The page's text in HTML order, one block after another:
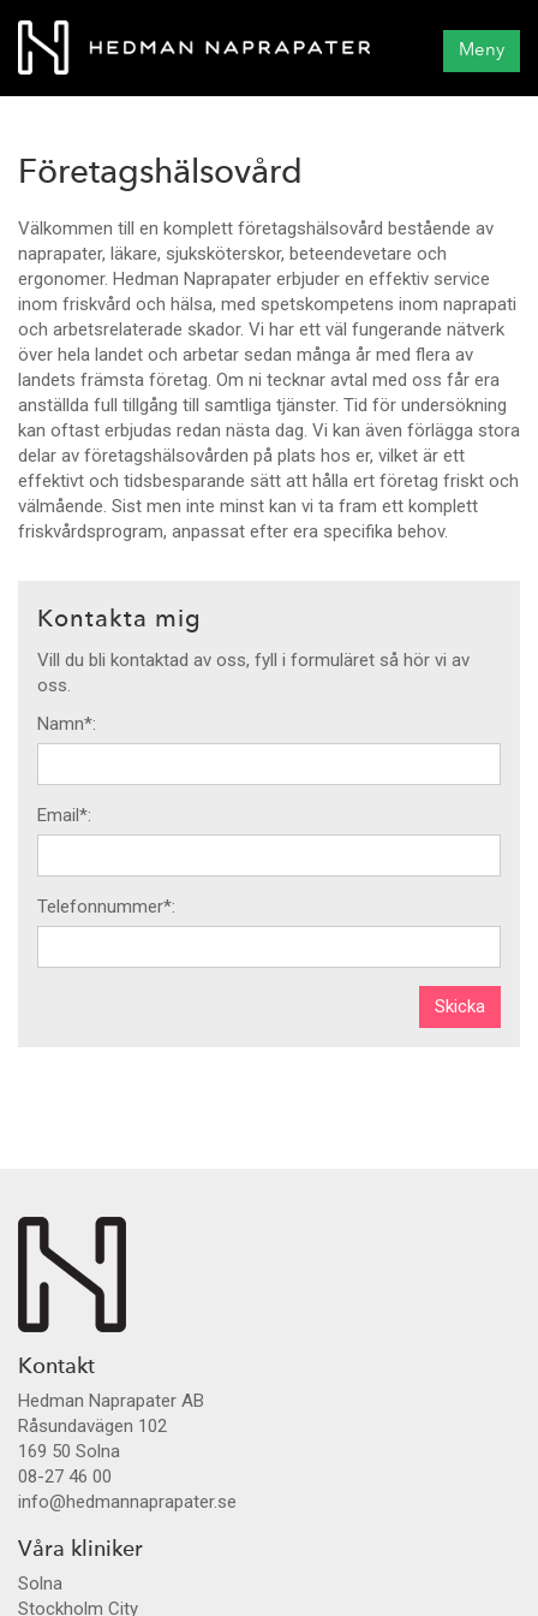
Meny
Företagshälsovård
Välkommen till en komplett företagshälsovård bestående av
naprapater, läkare, sjuksköterskor, beteendevetare och
ergonomer. Hedman Naprapater erbjuder en effektiv service
inom friskvård och hälsa, med spetskompetens inom naprapati
och arbetsrelaterade skador. Vi har ett väl fungerande nätverk
över hela landet och arbetar sedan många år med flera av
landets främsta företag. Om ni tecknar avtal med oss får era
anställda full tillgång till samtliga tjänster. Tid för undersökning
kan oftast erbjudas redan nästa dag. Vi kan även förlägga stora
delar av företagshälsovården på plats hos er, vilket är ett
effektivt och tidsbesparande sätt att hålla ert företag friskt och
välmående. Sist men inte minst kan vi ta fram ett komplett
friskvårdsprogram, anpassat efter era specifika behov.
Kontakta mig
Vill du bli kontaktad av oss, fyll i formuläret så hör vi av
oss.
Namn*:
Email*:
Telefonnummer*:
Kontakt
Hedman Naprapater AB
Råsundavägen 102
169 50 Solna
08-27 46 00
info@hedmannaprapater.se
Våra kliniker
Solna
Stockholm City